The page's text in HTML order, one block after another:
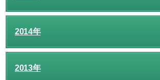
2014年
2013年